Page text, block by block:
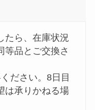
たら、在庫状況
等品とご交換さ
ださい。8日目
は承りかねる場